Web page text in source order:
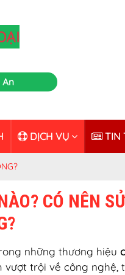
An
DỊCH VỤ TIN
CÓ NÊN
những thương hiệu
trội về công nghệ,